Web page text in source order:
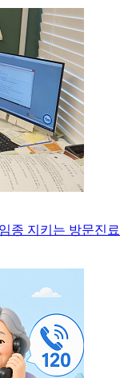
종 지키는 방문진료